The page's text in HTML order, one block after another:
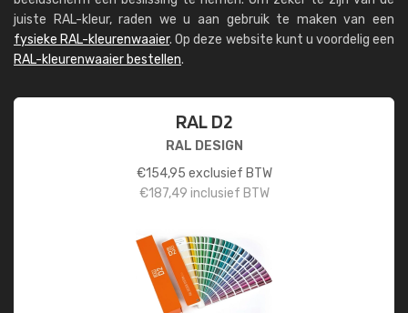
juiste RAL-kleur, raden we u aan gebruik te maken van een
fysieke RAL-kleurenwaaier. Op deze website kunt u voordelig een
RAL-kleurenwaaier bestellen.
RAL D2
RAL DESIGN
€154,95 exclusief BTW
€187,49 inclusief BTW